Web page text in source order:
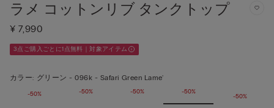
ラメ コットンリブ タンクトップ
¥ 7,990
3点ご購入ごとに1点無料｜対象アイテム
カラー: グリーン -096k - Safari Green Lame'
-50% -50% -50% -50%
-50% -50%